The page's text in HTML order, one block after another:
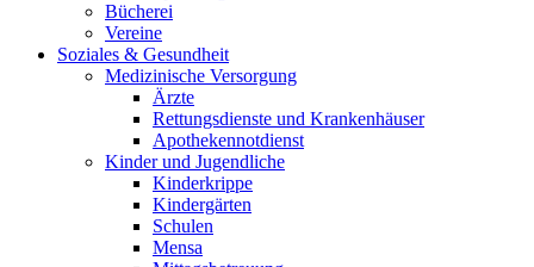
Bücherei
Vereine
Soziales & Gesundheit
Medizinische Versorgung
Ärzte
Rettungsdienste und Krankenhäuser
Apothekennotdienst
Kinder und Jugendliche
Kinderkrippe
Kindergärten
Schulen
Mensa